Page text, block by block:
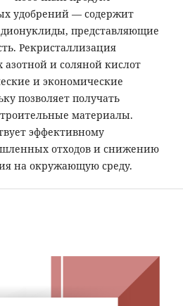
удобрений — содержит
представляющие
Рекристаллизация
азотной и соляной кислот
и экономические
позволяет получать
материалы.
эффективному
отходов и снижению
на окружающую среду.